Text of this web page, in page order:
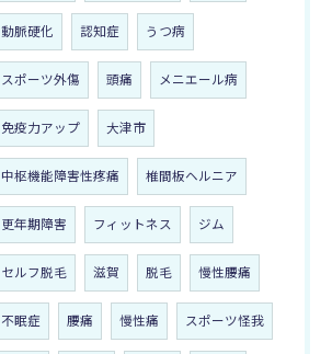
動脈硬化 認知症 うつ病
スポーツ外傷 頭痛 メニエール病
免疫力アップ 大津市
中枢機能障害性疼痛 椎間板ヘルニア
更年期障害 フィットネス ジム
セルフ脱毛 滋賀 脱毛 慢性腰痛
不眠症 腰痛 慢性痛 スポーツ怪我